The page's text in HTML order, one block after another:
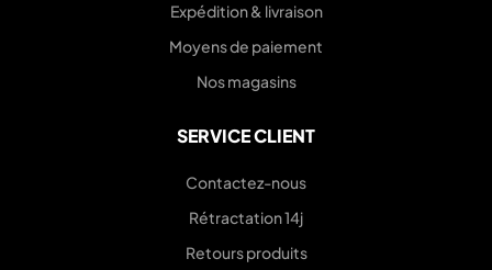
Expédition & livraison
Moyens de paiement
Nos magasins
SERVICE CLIENT
Contactez-nous
Rétractation 14j
Retours produits